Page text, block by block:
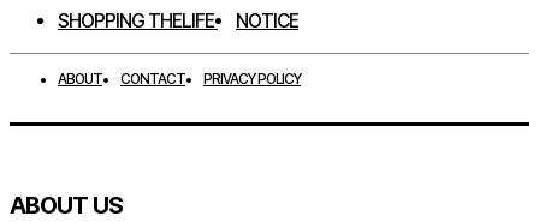
SHOPPING THELIFE NOTICE
ABOUT CONTACT PRIVACY POLICY
ABOUT US